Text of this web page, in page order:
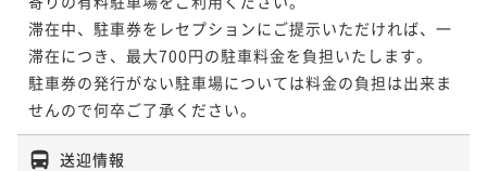
滞在中、駐車券をレセプションにご提示いただければ、一
滞在につき、最大700円の駐車料金を負担いたします。
駐車券の発行がない駐車場については料金の負担は出来ま
せんので何卒ご了承ください。
送迎情報